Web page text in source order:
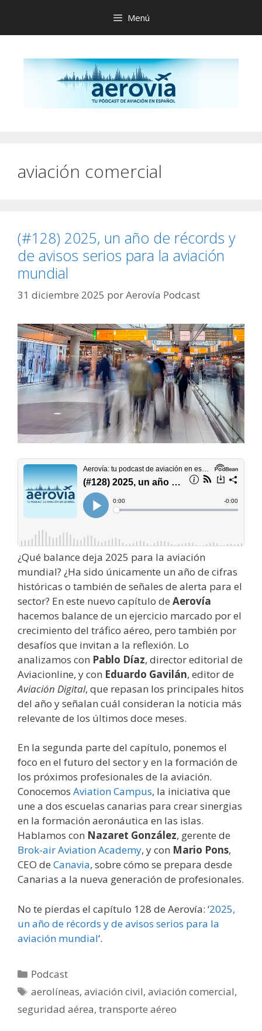
contenido
Menú
aviación comercial
(#128) 2025, un año de récords y
de avisos serios para la aviación
mundial
31 diciembre 2025 porAerovía Podcast
¿Qué balance deja 2025 para la aviación
mundial? ¿Ha sido únicamente un año de cifras
históricas o también de señales de alerta para el
sector? En este nuevo capítulo de Aerovía
hacemos balance de un ejercicio marcado por el
crecimiento del tráfico aéreo, pero también por
desafíos que invitan a la reflexión. Lo
analizamos con Pablo Díaz, director editorial de
Aviacionline, y con Eduardo Gavilán, editor de
Aviación Digital, que repasan los principales hitos
del año y señalan cuál consideran la noticia más
relevante de los últimos doce meses.
En la segunda parte del capítulo, ponemos el
foco en el futuro del sector y en la formación de
los próximos profesionales de la aviación.
Conocemos Aviation Campus, la iniciativa que
une a dos escuelas canarias para crear sinergias
en la formación aeronáutica en las islas.
Hablamos con Nazaret González, gerente de
Brok-air Aviation Academy, y con Mario Pons,
CEO de Canavia, sobre cómo se prepara desde
Canarias a la nueva generación de profesionales.
No te pierdas el capítulo 128 de Aerovía: ‘2025,
un año de récords y de avisos serios para la
aviación mundial‘.
Categorías
Podcast
Etiquetas
aerolíneas,aviación civil,aviación comercial,
seguridad aérea, transporte aéreo